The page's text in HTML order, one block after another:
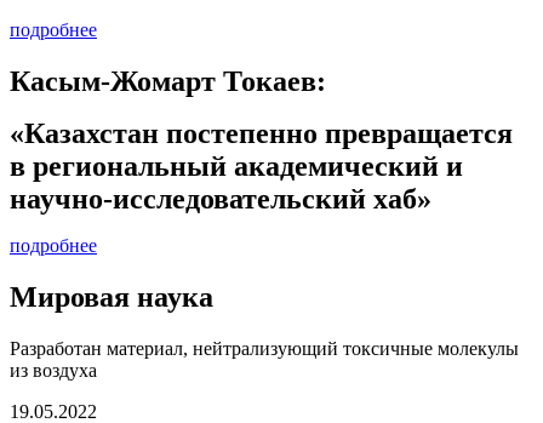
подробнее
Касым-Жомарт Токаев:
«Казахстан постепенно превращается
в региональный академический и
научно-исследовательский хаб»
подробнее
Мировая наука
Разработан материал, нейтрализующий токсичные молекулы
из воздуха
19.05.2022